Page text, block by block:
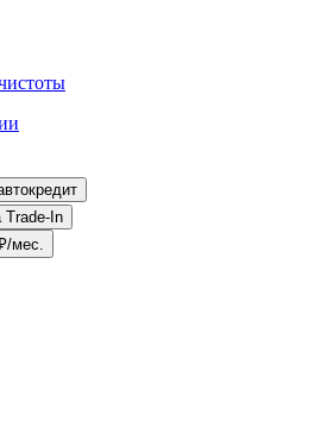
автокредит
на Trade-In
мес.